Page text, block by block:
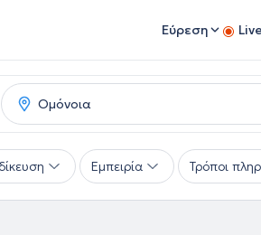
Εύρεση
Εμπειρία Τρόποι